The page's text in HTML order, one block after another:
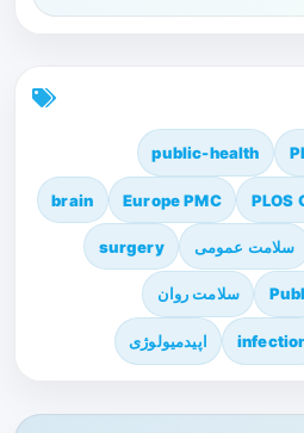
public-health
PLOS
Europe PMC
brain
سلامت عمومی surgery
سلامت روان
اپیدمیولوژی